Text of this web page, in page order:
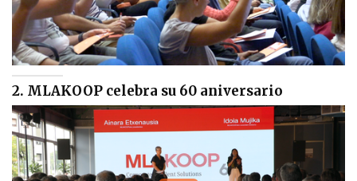
2. MLAKOOP celebra su 60 aniversario